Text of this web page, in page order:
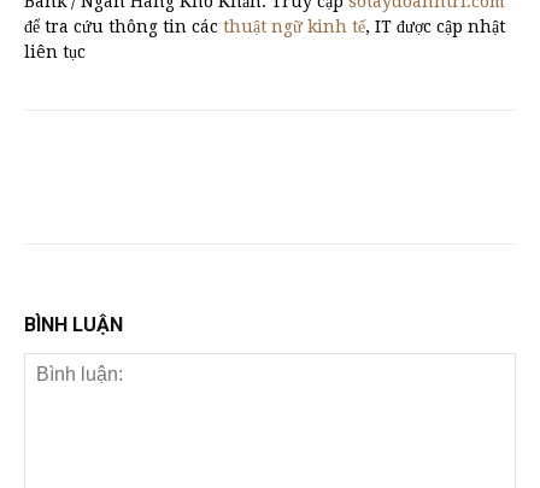
để tra cứu thông tin các thuật ngữ kinh tế, IT được cập nhật
liên tục
BÌNH LUẬN